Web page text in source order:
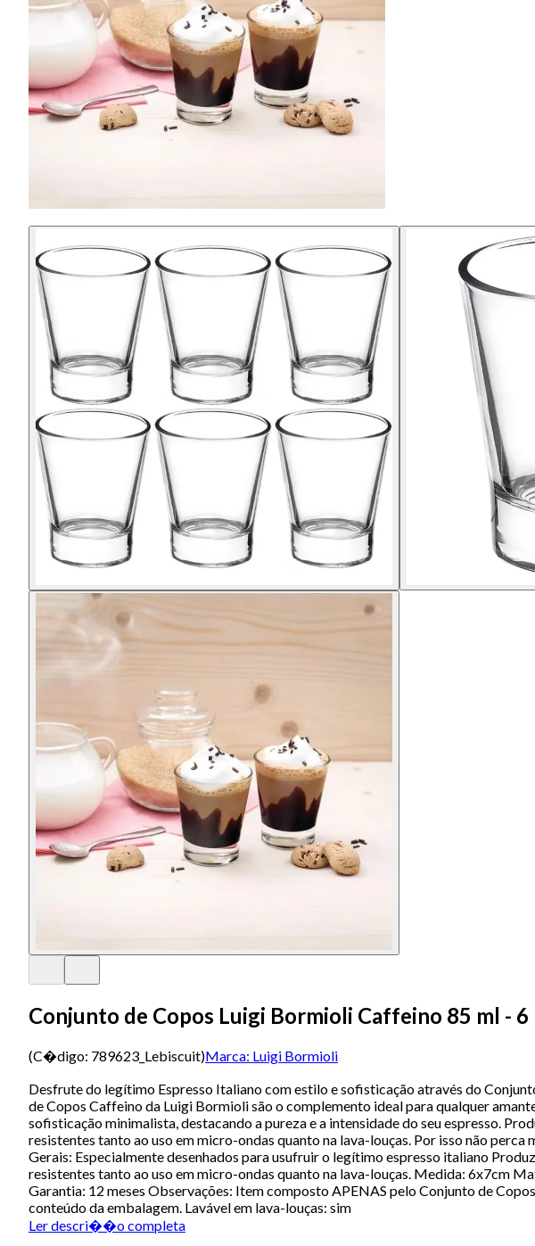
Conjunto de Copos Luigi Bormioli Caffeino 85 ml - 6
(C�digo: 789623_Lebiscuit)Marca: Luigi Bormioli
Desfrute do legítimo Espresso Italiano com estilo e sofisticação através do
de Copos Caffeino da Luigi Bormioli são o complemento ideal para qualquer
sofisticação minimalista, destacando a pureza e a intensidade do seu espresso.
resistentes tanto ao uso em micro-ondas quanto na lava-louças. Por isso não
Gerais: Especialmente desenhados para usufruir o legítimo espresso italiano
resistentes tanto ao uso em micro-ondas quanto na lava-louças. Medida: 6x7cm
Garantia: 12 meses Observações: Item composto APENAS pelo Conjunto de
conteúdo da embalagem. Lavável em lava-louças: sim
Ler descri��o completa